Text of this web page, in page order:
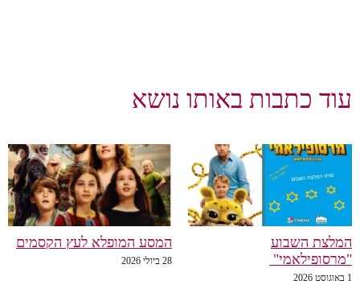
עוד כתבות באותו נושא
המלצת השבוע
"מרסופילאמי"
1 באוגוסט 2026
המסע המופלא לעץ הקסמים
28 ביולי 2026